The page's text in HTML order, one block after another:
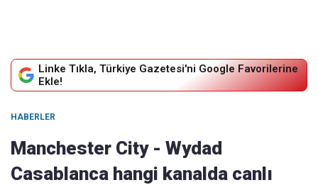
Linke Tıkla, Türkiye Gazetesi'ni Google Favorilerine
Ekle!
HABERLER
Manchester City - Wydad
Casablanca hangi kanalda canlı